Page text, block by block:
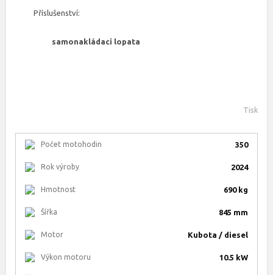
Příslušenství:
samonakládací lopata
Tisk
Počet motohodin 350
Rok výroby 2024
Hmotnost 690 kg
Šířka 845 mm
Motor Kubota / diesel
Výkon motoru 10.5 kW